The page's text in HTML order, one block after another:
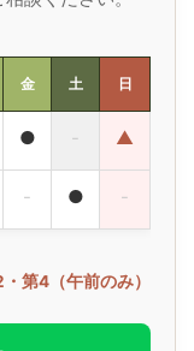
金 土 日
● - ▲
- ● -
第4（午前のみ）